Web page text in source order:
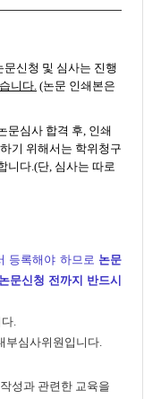
문신청 및 심사는 진행
니다. (논문 인쇄본은
문심사 합격 후, 인쇄
기 위해서는 학위청구
니다.(단, 심사는 따로
등록해야 하므로 논문
문신청 전까지 반드시
.
부심사위원입니다.
성과 관련한 교육을